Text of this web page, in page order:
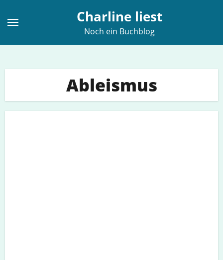
Inhalt
Charline liest
Noch ein Buchblog
Ableismus